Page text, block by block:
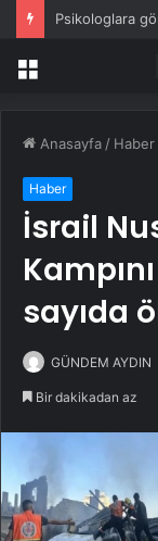
Menü
Anasayfa / Haber
Haber
İsrail
sayıda
GÜNDEM AYDIN
Bir dakikadan az